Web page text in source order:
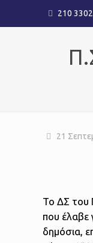
210
21
Το ΔΣ
που
δημόσια,